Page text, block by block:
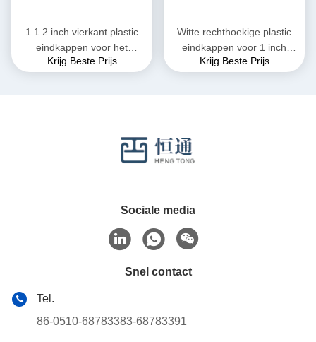
1 1 2 inch vierkant plastic
eindkappen voor het
extruderen van
Krijg Beste Prijs
Witte rechthoekige plastic
eindkappen voor 1 inch
vierkant buizen
Krijg Beste Prijs
Sociale media
Snel contact
Tel.
86-0510-68783383-68783391